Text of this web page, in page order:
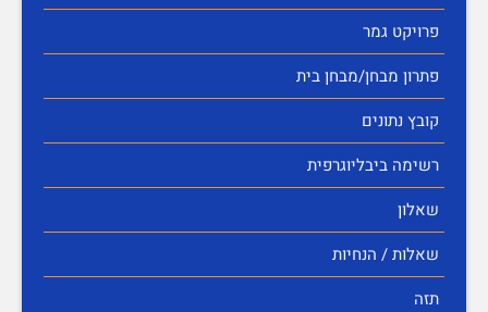
פרויקט גמר
פתרון מבחן/מבחן בית
קובץ נתונים
רשימה ביבליוגרפית
שאלון
שאלות / הנחיות
תזה